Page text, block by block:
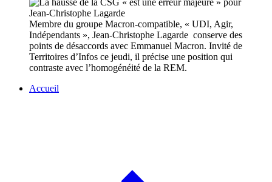
Membre du groupe Macron-compatible, « UDI, Agir,
Indépendants », Jean-Christophe Lagarde conserve des
points de désaccords avec Emmanuel Macron. Invité de
Territoires d’Infos ce jeudi, il précise une position qui
contraste avec l’homogénéité de la REM.
Accueil